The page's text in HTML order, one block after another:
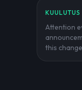
KUULUTUS
Attention
this